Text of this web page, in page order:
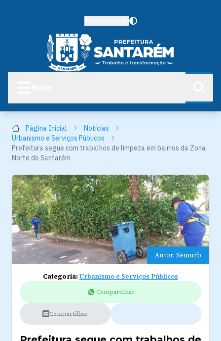
Página Inicial
Notícias
Urbanismo e Serviços Públicos
Prefeitura segue com trabalhos de limpeza em bairros da Zona
Norte de Santarém
Autor: Semurb
Categoria:Urbanismo e Serviços Públicos
Compartilhar
Compartilhar